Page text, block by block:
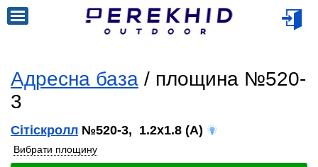
Адресна база / площина №520-
3
Сітіскролл №520-3, 1.2x1.8 (A)
Вибрати площину